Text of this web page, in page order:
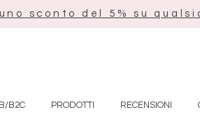
sconto del 5% su
B2C PRODOTTI RECENSIONI